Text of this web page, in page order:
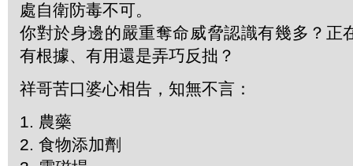
處自衛防毒不可。
你對於身邊的嚴重奪命威脅認識有幾多？正
有根據、有用還是弄巧反拙？
祥哥苦口婆心相告，知無不言：
1. 農藥
2. 食物添加劑